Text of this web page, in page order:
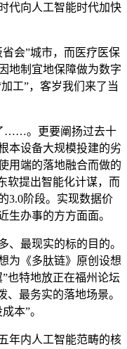
代向人工智能时代加快
会”城市，而医疗医保
地制宜地保障做为数字
工”，客岁我们来了当
……。更要阐扬过去十
本设备大规模投建的劣
用端的落地融合而做的
软提出智能化计谋，而
3.0阶段。实现数据价
生办事的方方面面。
最现实的标的目的。
为《多肽链》原创设想
也特地放正在福州论坛
、最务实的落地场景。
本”。
内人工智能范畴的核